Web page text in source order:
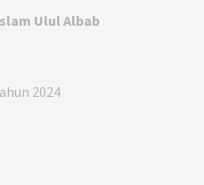
Ulul Albab
2024